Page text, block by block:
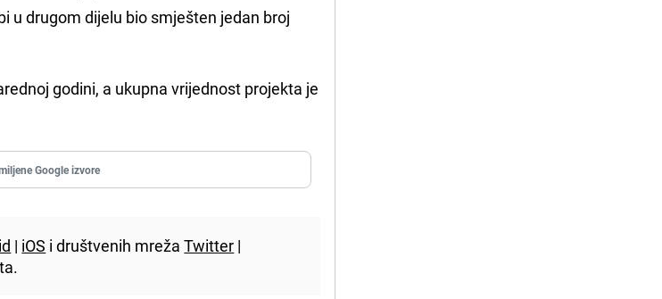
u drugom dijelu bio smješten jedan broj
godini, a ukupna vrijednost projekta je
Google izvore
| iOS i društvenih mrežaTwitter |